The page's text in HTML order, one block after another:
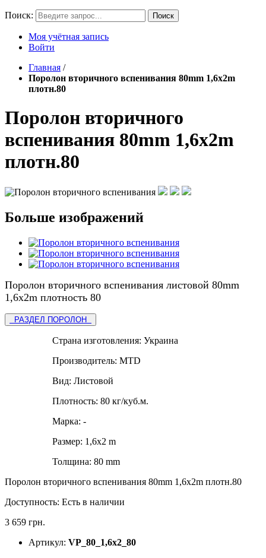
Поиск: Поиск
Моя учётная запись
Войти
Главная /
Поролон вторичного вспенивания 80mm 1,6x2m
плотн.80
Поролон вторичного
вспенивания 80mm 1,6x2m
плотн.80
Больше изображений
Поролон вторичного вспенивания листовой 80mm
1,6x2m плотность 80
РАЗДЕЛ ПОРОЛОН
Страна изготовления: Украина
Производитель: MTD
Вид: Листовой
Плотность: 80 кг/куб.м.
Марка: -
Размер: 1,6х2 m
Толщина: 80 mm
Поролон вторичного вспенивания 80mm 1,6x2m плотн.80
Доступность: Есть в наличии
3 659 грн.
Артикул: VP_80_1,6x2_80